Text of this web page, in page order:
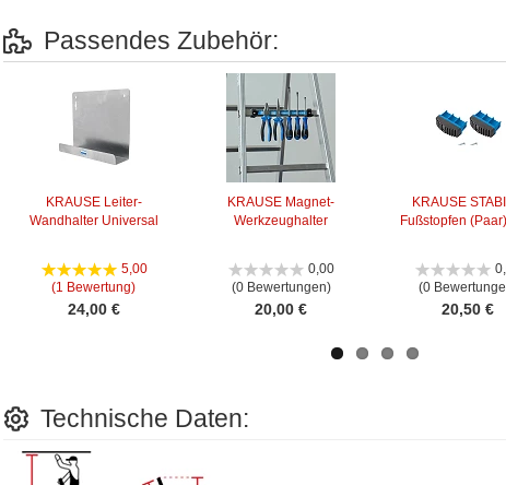
Passendes Zubehör:
KRAUSE Leiter-
Wandhalter Universal
5,00
(1 Bewertung)
24,00 €
KRAUSE Magnet-
Werkzeughalter
0,00
(0 Bewertungen)
20,00 €
KRAUSE
Fußstopfen
(0
20,50 €
Technische Daten: